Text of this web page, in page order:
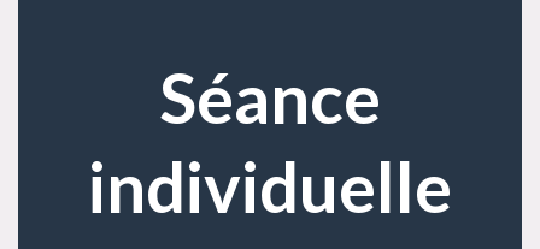
Séance
individuelle